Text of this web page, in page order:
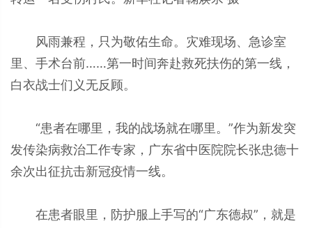
风雨兼程，只为敬佑生命。灾难现场、急诊室
里、手术台前……第一时间奔赴救死扶伤的第一线，
白衣战士们义无反顾。
“患者在哪里，我的战场就在哪里。”作为新发突
发传染病救治工作专家，广东省中医院院长张忠德十
余次出征抗击新冠疫情一线。
在患者眼里，防护服上手写的“广东德叔”，就是